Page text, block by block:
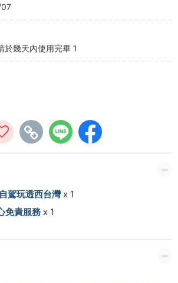
於幾天內使用完畢 1
駕玩透西台灣 x 1
免責服務 x 1